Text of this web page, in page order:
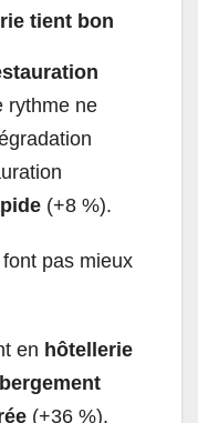
tient bon
rythme ne
(+8 %).
font pas mieux
en hôtellerie
(+36 %).